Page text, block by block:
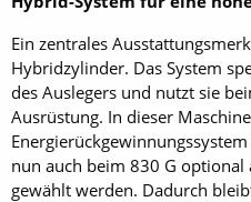
Ein zentrales
Hybridzylinder. Das System
des Auslegers und nutzt sie
Ausrüstung. In dieser
nun auch beim 830 G
gewählt werden. Dadurch